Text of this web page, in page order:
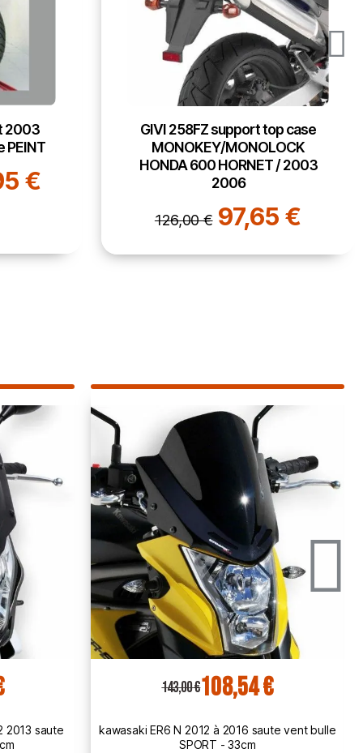
case
GIVI TE2140 support pour
sacoches cavalières EASYLOCK
YAMAHA MT-07 / 2018 2023
vent bulle
129,00 €109,52 €
yamaha FZ6 S2 N 2007 à 2011 saute vent -
26cm